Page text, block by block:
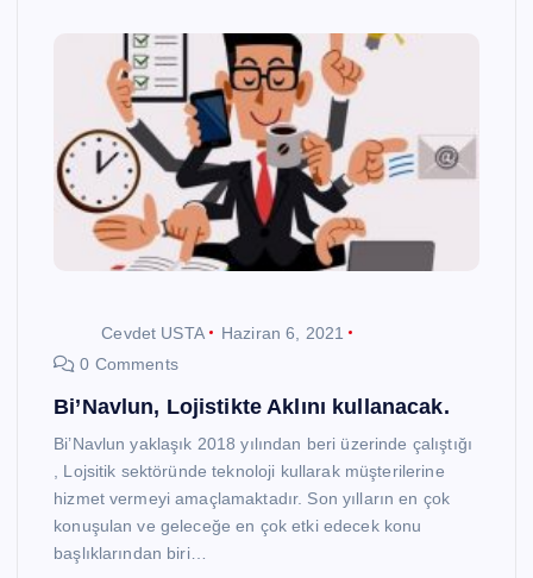
Cevdet USTA
Haziran 6, 2021
0 Comments
Bi’Navlun, Lojistikte Aklını kullanacak.
Bi’Navlun yaklaşık 2018 yılından beri üzerinde çalıştığı
, Lojsitik sektöründe teknoloji kullarak müşterilerine
hizmet vermeyi amaçlamaktadır. Son yılların en çok
konuşulan ve geleceğe en çok etki edecek konu
başlıklarından biri…